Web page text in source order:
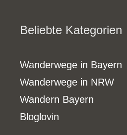
Beliebte Kategorien
Wanderwege in Bayern
Wanderwege in NRW
Wandern Bayern
Bloglovin